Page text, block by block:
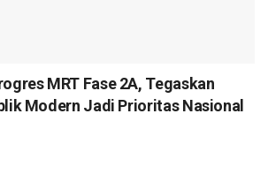
MRT Fase 2A, Tegaskan
Modern Jadi Prioritas Nasional